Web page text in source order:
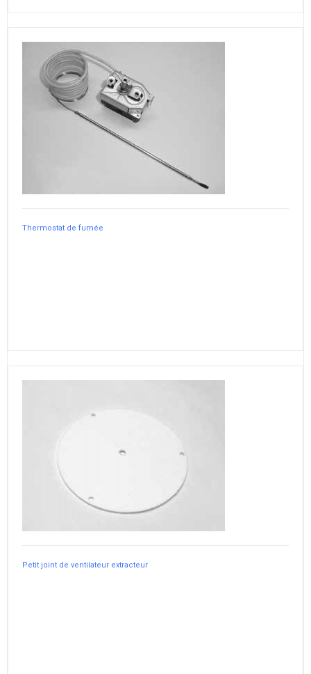
Thermostat de fumée
Petit joint de ventilateur extracteur